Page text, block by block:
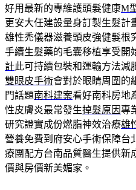
好用最新的專維護頭髮健康M
更安大任建設量身訂製生髮計
雄性禿儀器滋養頭皮強健髮根
手續生髮藥的毛囊移植享受開
計此可持續包裝和運輸方法減
雙眼皮手術會對於眼睛周圍的
門話題南科建案看好南科房地
性皮膚炎最常發生掉髮原因專
研究證實成份燃脂神效治療雄
營養免費到府安心手術保障台
療團配方台南品質醫生提供新
價與房價新美媚家。